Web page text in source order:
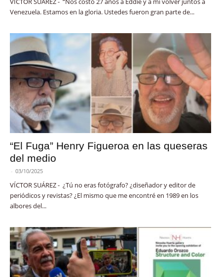
Venezuela. Estamos en la gloria. Ustedes fueron gran parte de...
“El Fuga” Henry Figueroa en las queseras
del medio
- 03/10/2025
VÍCTOR SUÁREZ - ¿Tú no eras fotógrafo? ¿diseñador y editor de
periódicos y revistas? ¿El mismo que me encontré en 1989 en los
albores del...